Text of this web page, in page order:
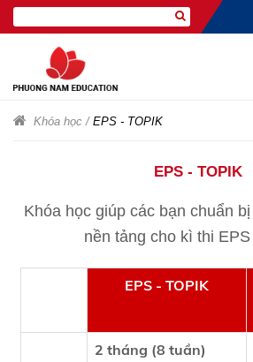
Khóa học / EPS - TOPIK
EPS - TOPIK
Khóa học giúp các bạn chuẩn
nền tảng cho kì thi
EPS - TOPIK
2 tháng (8 tuần)